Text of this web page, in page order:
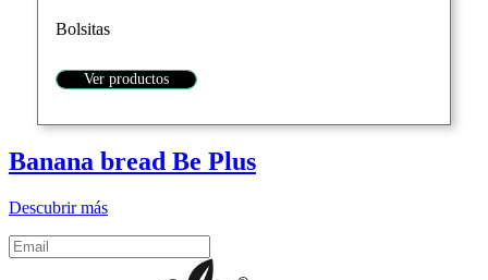
Bolsitas
Ver productos
Banana bread Be Plus
Descubrir más